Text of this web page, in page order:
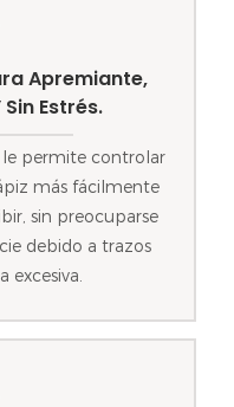
Apremiante,
Estrés.
le permite controlar
más fácilmente
sin preocuparse
debido a trazos
excesiva.